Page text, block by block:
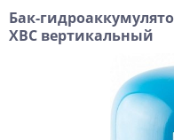
Бак-
ХВС вертикальный